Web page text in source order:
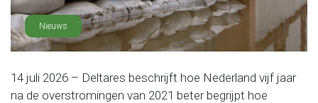
Nieuws
14 juli 2026 – Deltares beschrijft hoe Nederland vijf jaar
na de overstromingen van 2021 beter begrijpt hoe